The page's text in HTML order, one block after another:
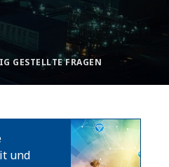
GESTELLTE FRAGEN
und